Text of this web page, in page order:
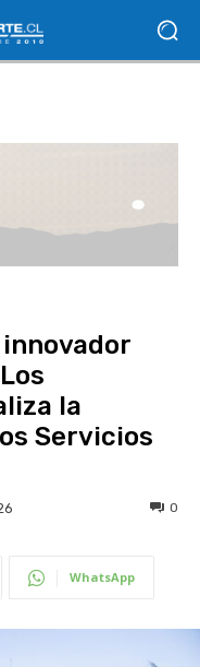
innovador
la
Servicios
0
WhatsApp